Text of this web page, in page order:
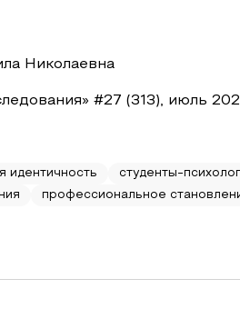
Николаевна
#27 (313), июль
идентичность студенты-
профессиональное